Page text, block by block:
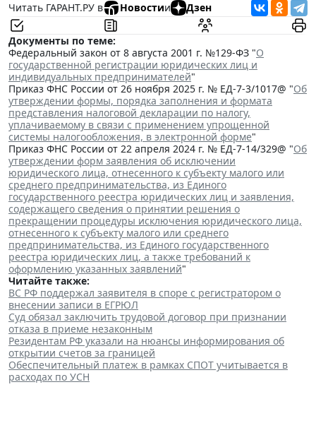
Читать ГАРАНТ.РУ в
Новостии Дзен
Документы по теме:
Федеральный закон от 8 августа 2001 г. №129-ФЗ "О
государственной регистрации юридических лиц и
индивидуальных предпринимателей"
Приказ ФНС России от 26 ноября 2025 г. № ЕД-7-3/1017@ "Об
утверждении формы, порядка заполнения и формата
представления налоговой декларации по налогу,
уплачиваемому в связи с применением упрощенной
системы налогообложения, в электронной форме"
Приказ ФНС России от 22 апреля 2024 г. № ЕД-7-14/329@ "Об
утверждении форм заявления об исключении
юридического лица, отнесенного к субъекту малого или
среднего предпринимательства, из Единого
государственного реестра юридических лиц и заявления,
содержащего сведения о принятии решения о
прекращении процедуры исключения юридического лица,
отнесенного к субъекту малого или среднего
предпринимательства, из Единого государственного
реестра юридических лиц, а также требований к
оформлению указанных заявлений"
Читайте также:
ВС РФ поддержал заявителя в споре с регистратором о
внесении записи в ЕГРЮЛ
Суд обязал заключить трудовой договор при признании
отказа в приеме незаконным
Резидентам РФ указали на нюансы информирования об
открытии счетов за границей
Обеспечительный платеж в рамках СПОТ учитывается в
расходах по УСН